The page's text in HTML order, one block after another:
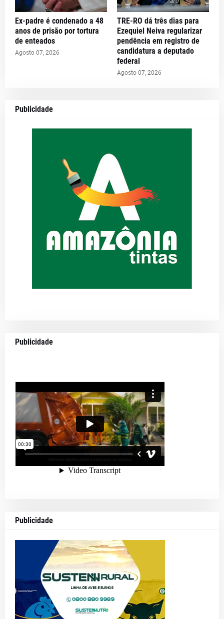
Ex-padre é condenado a 48
anos de prisão por tortura
de enteados
Agosto 07, 2026
TRE-RO dá três dias para
Ezequiel Neiva regularizar
pendência em registro de
candidatura a deputado
federal
Agosto 07, 2026
Publicidade
Publicidade
Publicidade